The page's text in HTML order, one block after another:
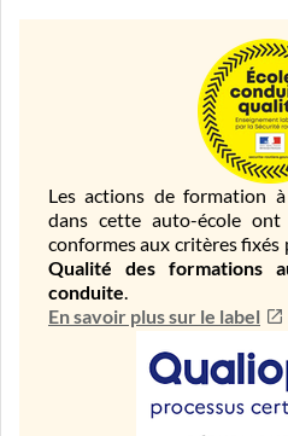
Les actions de formation
dans cette auto-école
conformes aux critères fixés
Qualité des formations
conduite.
En savoir plus sur le label